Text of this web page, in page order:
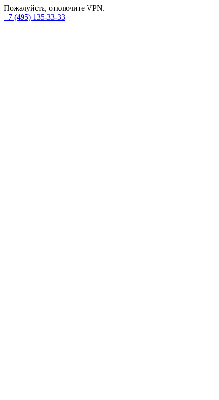
Пожалуйста, отключите VPN.
+7 (495) 135-33-33